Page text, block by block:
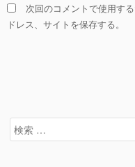
次回のコメントで使用す
ドレス、サイトを保存する。
検
索